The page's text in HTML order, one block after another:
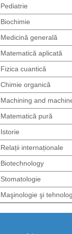
Pediatrie
Biochimie
Medicină generală
Matematică aplicată
Fizica cuantică
Chimie organică
Machining and
Matematică pură
Istorie
Relații internaționale
Biotechnology
Stomatologie
Maşinologie şi
https://